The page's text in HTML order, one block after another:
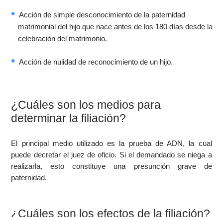
Acción de simple desconocimiento de la paternidad
matrimonial del hijo que nace antes de los 180 días desde la
celebración del matrimonio.
Acción de nulidad de reconocimiento de un hijo.
¿Cuáles son los medios para
determinar la filiación?
El principal medio utilizado es la prueba de ADN, la cual
puede decretar el juez de oficio. Si el demandado se niega a
realizarla, esto constituye una presunción grave de
paternidad.
¿Cuáles son los efectos de la filiación?